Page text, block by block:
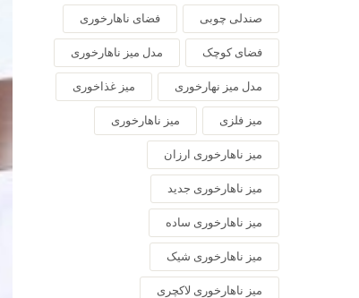
صندلی چوبی فضای ناهارخوری
فضای کوچک مدل میز ناهارخوری
مدل میز نهارخوری میز غذاخوری
میز فلزی میز ناهارخوری
میز ناهارخوری ارزان
میز ناهارخوری جدید
میز ناهارخوری ساده
میز ناهارخوری شیک
میز ناهارخوری لاکچری